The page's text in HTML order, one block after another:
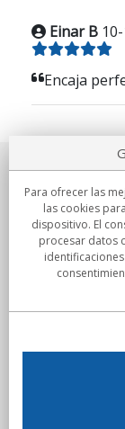
Einar B
Encaja
Sobre nosotros
Compromisos
Compras
Para ofrecer las
las cookies
dispositivo. El
procesar datos